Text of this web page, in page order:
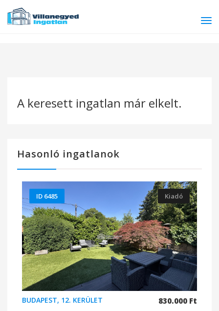
A keresett ingatlan már elkelt.
Hasonló ingatlanok
BUDAPEST, 12. KERÜLET 830.000 Ft
ID 6485 Kiadó